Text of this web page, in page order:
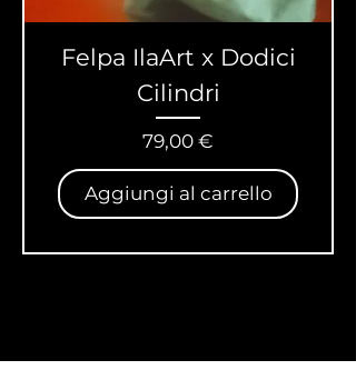
Felpa IlaArt x Dodici
Cilindri
Prezzo
79,00 €
Aggiungi al carrello